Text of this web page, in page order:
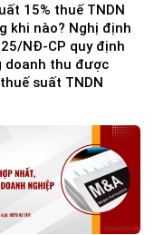
15% thuế TNDN
khi nào? Nghị định
NĐ-CP quy định
doanh thu được
suất TNDN